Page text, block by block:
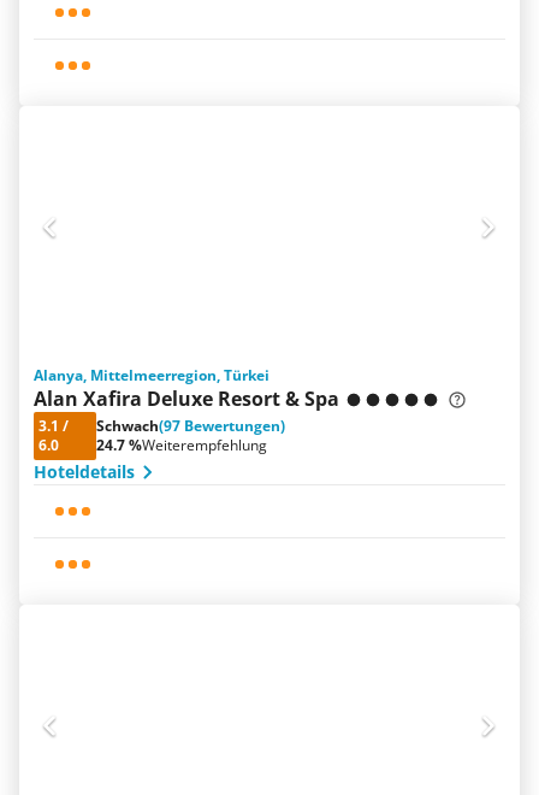
Alanya, Mittelmeerregion, Türkei
Alan Xafira Deluxe Resort & Spa
3.1 /
6.0
Schwach(97 Bewertungen)
24.7 %Weiterempfehlung
Hoteldetails